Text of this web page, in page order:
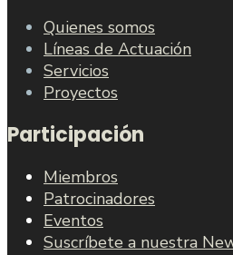
Quienes somos
Líneas de Actuación
Servicios
Proyectos
Participación
Miembros
Patrocinadores
Eventos
Suscríbete a nuestra